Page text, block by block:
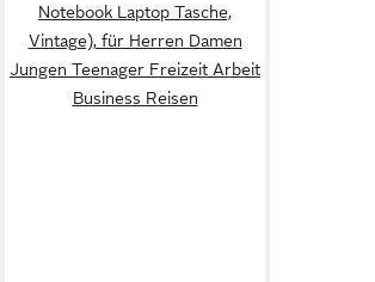
Notebook Laptop Tasche,
Vintage), für Herren Damen
Jungen Teenager Freizeit Arbeit
Business Reisen